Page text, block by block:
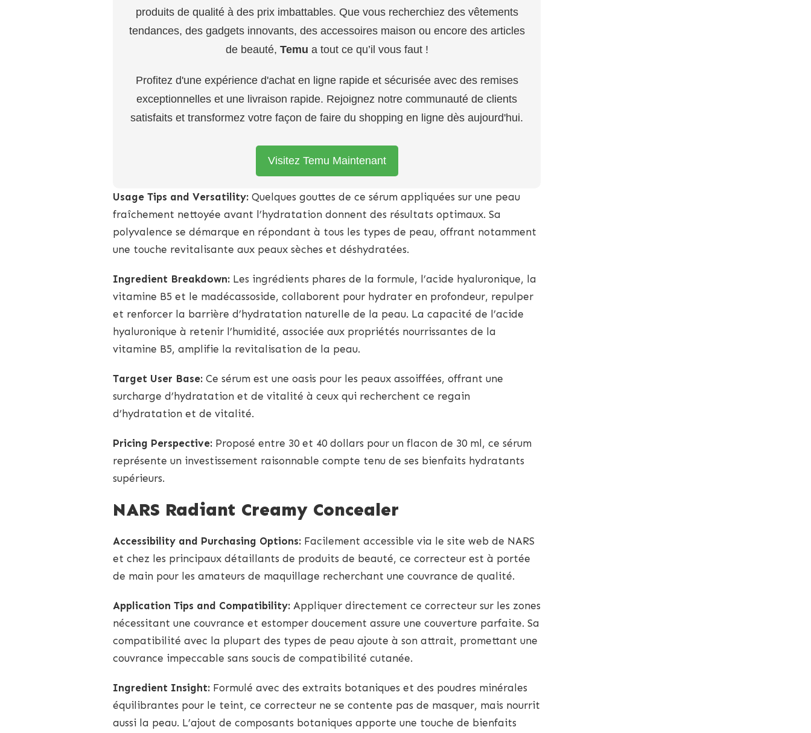
produits de qualité à des prix imbattables. Que vous recherchiez des vêtements
tendances, des gadgets innovants, des accessoires maison ou encore des articles
de beauté, Temu a tout ce qu’il vous faut !
Profitez d'une expérience d'achat en ligne rapide et sécurisée avec des remises
exceptionnelles et une livraison rapide. Rejoignez notre communauté de clients
satisfaits et transformez votre façon de faire du shopping en ligne dès aujourd'hui.
Visitez Temu Maintenant
Usage Tips and Versatility: Quelques gouttes de ce sérum appliquées sur une peau
fraîchement nettoyée avant l’hydratation donnent des résultats optimaux. Sa
polyvalence se démarque en répondant à tous les types de peau, offrant notamment
une touche revitalisante aux peaux sèches et déshydratées.
Ingredient Breakdown: Les ingrédients phares de la formule, l’acide hyaluronique, la
vitamine B5 et le madécassoside, collaborent pour hydrater en profondeur, repulper
et renforcer la barrière d’hydratation naturelle de la peau. La capacité de l’acide
hyaluronique à retenir l’humidité, associée aux propriétés nourrissantes de la
vitamine B5, amplifie la revitalisation de la peau.
Target User Base: Ce sérum est une oasis pour les peaux assoiffées, offrant une
surcharge d’hydratation et de vitalité à ceux qui recherchent ce regain
d’hydratation et de vitalité.
Pricing Perspective: Proposé entre 30 et 40 dollars pour un flacon de 30 ml, ce sérum
représente un investissement raisonnable compte tenu de ses bienfaits hydratants
supérieurs.
NARS Radiant Creamy Concealer
Accessibility and Purchasing Options: Facilement accessible via le site web de NARS
et chez les principaux détaillants de produits de beauté, ce correcteur est à portée
de main pour les amateurs de maquillage recherchant une couvrance de qualité.
Application Tips and Compatibility: Appliquer directement ce correcteur sur les zones
nécessitant une couvrance et estomper doucement assure une couverture parfaite. Sa
compatibilité avec la plupart des types de peau ajoute à son attrait, promettant une
couvrance impeccable sans soucis de compatibilité cutanée.
Ingredient Insight: Formulé avec des extraits botaniques et des poudres minérales
équilibrantes pour le teint, ce correcteur ne se contente pas de masquer, mais nourrit
aussi la peau. L’ajout de composants botaniques apporte une touche de bienfaits